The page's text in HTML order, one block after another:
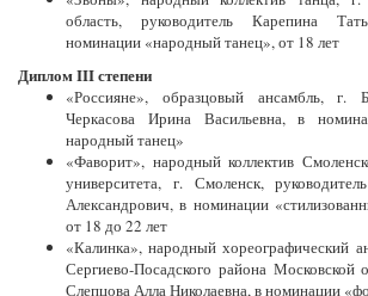
область, руководитель Карепина
номинации «народный танец», от 18 лет
Диплом III степени
«Россияне», образцовый ансамбль, г.
Черкасова Ирина Васильевна, в
народный танец»
«Фаворит», народный коллектив
университета, г. Смоленск,
Александрович, в номинации
от 18 до 22 лет
«Калинка», народный хореографический
Сергиево-Посадского района Московской
Слепцова Алла Николаевна, в номинации